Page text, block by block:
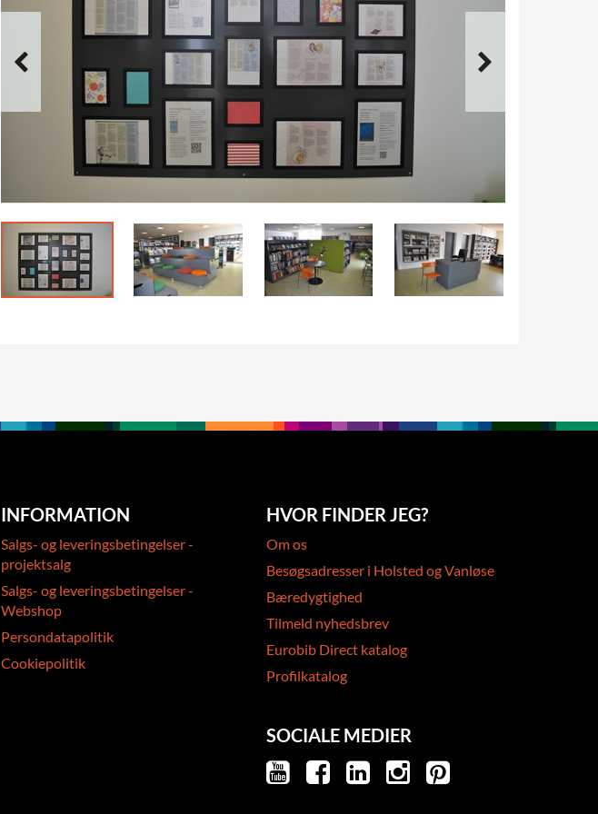
INFORMATION
Salgs- og leveringsbetingelser -
projektsalg
Salgs- og leveringsbetingelser -
Webshop
Persondatapolitik
Cookiepolitik
HVOR FINDER JEG?
Om os
Besøgsadresser i Holsted og Vanløse
Bæredygtighed
Tilmeld nyhedsbrev
Eurobib Direct katalog
Profilkatalog
SOCIALE MEDIER